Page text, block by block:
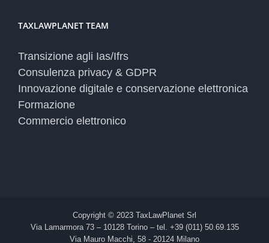
TAXLAWPLANET TEAM
Transizione agli Ias/Ifrs
Consulenza privacy & GDPR
Innovazione digitale e conservazione elettronica
Formazione
Commercio elettronico
Copyright © 2023 TaxLawPlanet Srl
Via Lamarmora 73 – 10128 Torino – tel. +39 (011) 50.69.135
Via Mauro Macchi, 58 - 20124 Milano